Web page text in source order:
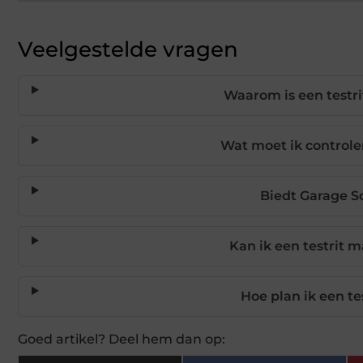
Veelgestelde vragen
Waarom is een
Wat moet ik
Biedt Garage
Kan ik een testrit
Hoe plan ik een
Goed artikel? Deel hem dan op: